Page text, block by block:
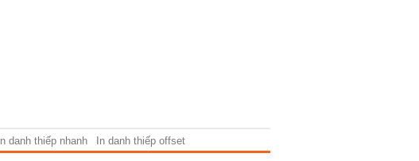
In danh thiếp nhanh In danh thiếp offset